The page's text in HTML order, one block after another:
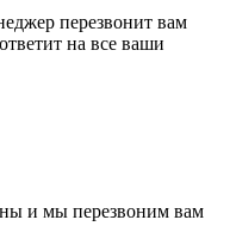
перезвонит вам
на все ваши
и мы перезвоним вам